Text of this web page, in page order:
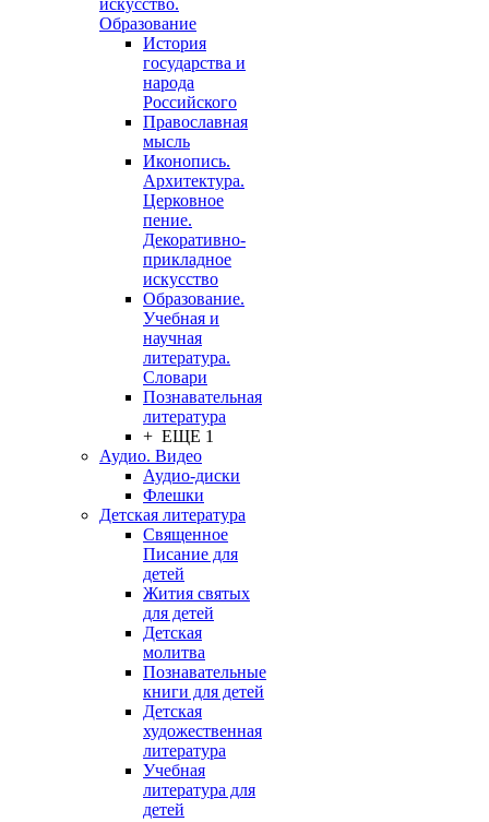
искусство.
Образование
История
государства и
народа
Российского
Православная
мысль
Иконопись.
Архитектура.
Церковное
пение.
Декоративно-
прикладное
искусство
Образование.
Учебная и
научная
литература.
Словари
Познавательная
литература
+ ЕЩЕ 1
Аудио. Видео
Аудио-диски
Флешки
Детская литература
Священное
Писание для
детей
Жития святых
для детей
Детская
молитва
Познавательные
книги для детей
Детская
художественная
литература
Учебная
литература для
детей